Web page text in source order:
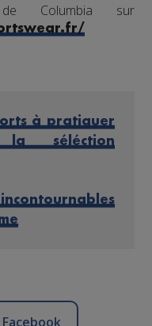
Columbia sur
à pratiquer
séléction